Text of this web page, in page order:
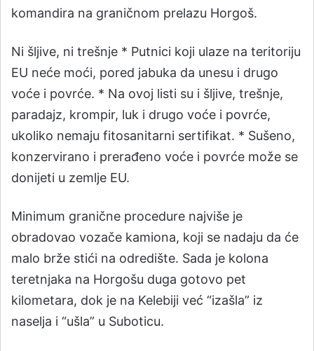
komandira na graničnom prelazu Horgoš.
Ni šljive, ni trešnje * Putnici koji ulaze na teritoriju
EU neće moći, pored jabuka da unesu i drugo
voće i povrće. * Na ovoj listi su i šljive, trešnje,
paradajz, krompir, luk i drugo voće i povrće,
ukoliko nemaju fitosanitarni sertifikat. * Sušeno,
konzervirano i prerađeno voće i povrće može se
donijeti u zemlje EU.
Minimum granične procedure najviše je
obradovao vozače kamiona, koji se nadaju da će
malo brže stići na odredište. Sada je kolona
teretnjaka na Horgošu duga gotovo pet
kilometara, dok je na Kelebiji već “izašla” iz
naselja i “ušla” u Suboticu.